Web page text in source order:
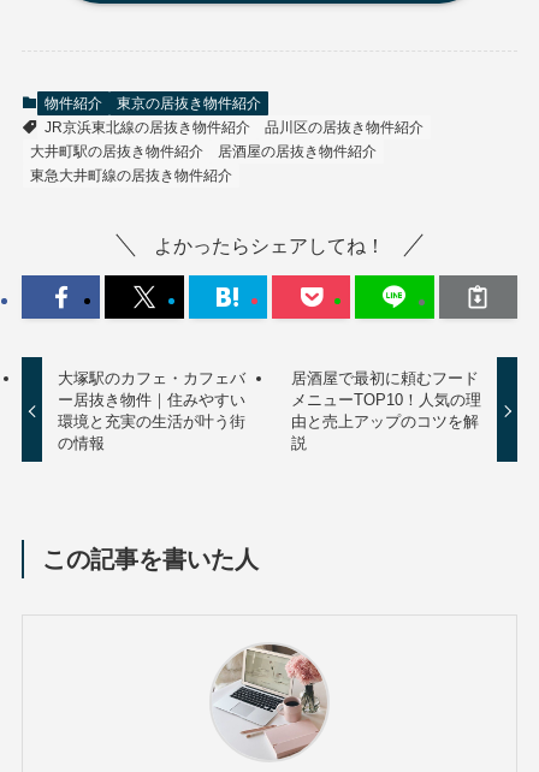
物件紹介
東京の居抜き物件紹介
JR京浜東北線の居抜き物件紹介
品川区の居抜き物件紹介
大井町駅の居抜き物件紹介
居酒屋の居抜き物件紹介
東急大井町線の居抜き物件紹介
よかったらシェアしてね！
大塚駅のカフェ・カフェバ
ー居抜き物件｜住みやすい
環境と充実の生活が叶う街
の情報
居酒屋で最初に頼むフード
メニューTOP10！人気の理
由と売上アップのコツを解
説
この記事を書いた人